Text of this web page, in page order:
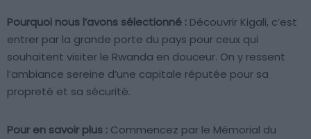
Pourquoi nous l’avons sélectionné : Découvrir Kigali, c’est
entrer par la grande porte du pays pour ceux qui
souhaitent visiter le Rwanda en douceur. On y ressent
l’ambiance sereine d’une capitale réputée pour sa
propreté et sa sécurité.
Pour en savoir plus : Commencez par le Mémorial du